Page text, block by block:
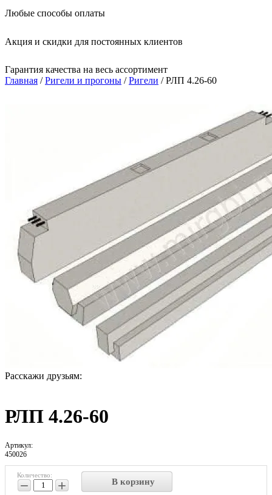
Любые способы оплаты
Акция и скидки для постоянных клиентов
Гарантия качества на весь ассортимент
Главная /Ригели и прогоны /Ригели / РЛП 4.26-60
Расскажи друзьям:
РЛП 4.26-60
Артикул:
450026
Количество:
− + В корзину